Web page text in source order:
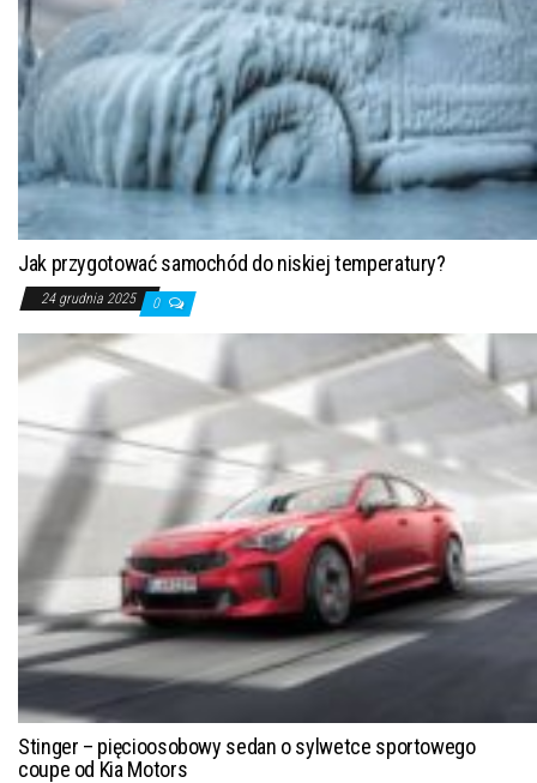
Jak przygotować samochód do niskiej temperatury?
24 grudnia 2025 0
Stinger – pięcioosobowy sedan o sylwetce sportowego
coupe od Kia Motors